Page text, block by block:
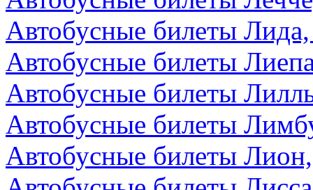
Автобусные билеты Лида,
Автобусные билеты
Автобусные билеты
Автобусные билеты
Автобусные билеты